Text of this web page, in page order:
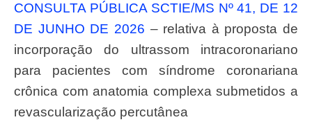
CONSULTA PÚBLICA SCTIE/MS Nº 41, DE 12
DE JUNHO DE 2026 – relativa à proposta de
incorporação do ultrassom intracoronariano
para pacientes com síndrome coronariana
crônica com anatomia complexa submetidos a
revascularização percutânea